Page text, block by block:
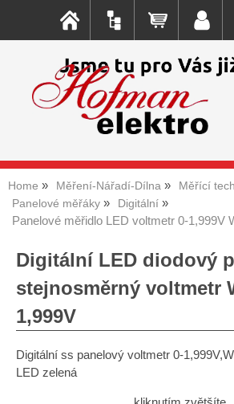
Home Měření-Nářadí-Dílna
Měřící
Panelové měřáky
Digitální
Panelové měřidlo LED voltmetr 0-1,999V
Digitální LED diodový
stejnosměrný voltmetr
1,999V
Digitální ss panelový voltmetr 0-
LED zelená